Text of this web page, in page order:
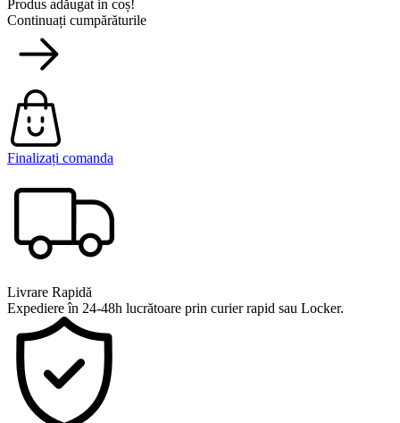
Produs adăugat in coș!
Continuați cumpărăturile
Finalizați comanda
Livrare Rapidă
Expediere în 24-48h lucrătoare prin curier rapid sau Locker.